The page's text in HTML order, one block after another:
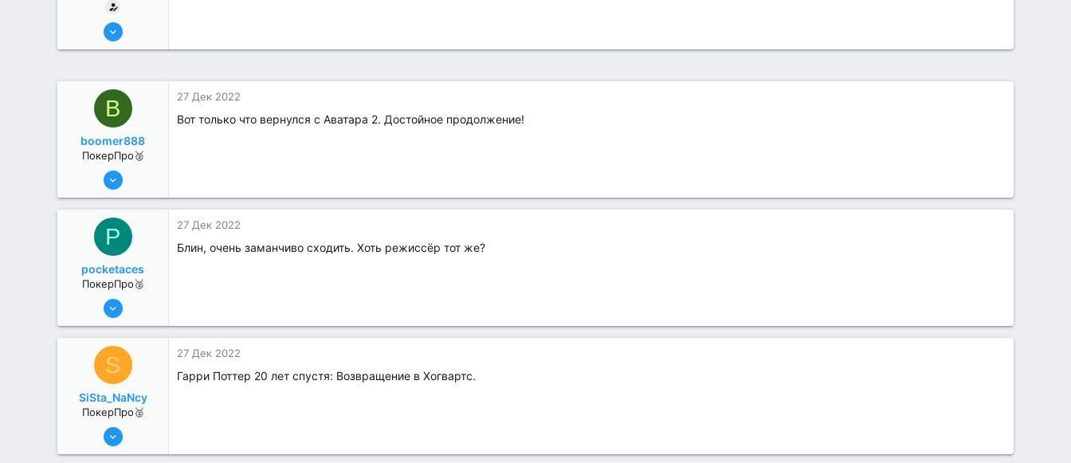
13 Июн 2022
B
boomer888
ПокерПро🥈
6 Июн 2022
0
27 Дек 2022
Вот только что вернулся с Аватара 2. Достойное продолжение!
P
pocketaces
ПокерПро🥈
6 Июн 2022
3
27 Дек 2022
Блин, очень заманчиво сходить. Хоть режиссёр тот же?
S
SiSta_NaNcy
ПокерПро🥈
6 Июн 2022
27 Дек 2022
Гарри Поттер 20 лет спустя: Возвращение в Хогвартс.